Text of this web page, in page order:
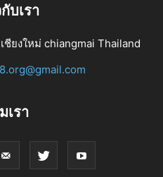
บเรา
ชียงใหม่ chiangmai Thailand
เรา